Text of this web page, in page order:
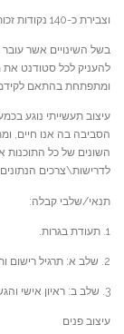
וצבירת כ-140 נקודות זכות לפחות, המחולקים לאורך כל שנות הלימוד.
בשל השינויים אשר עובר
להעניק לכל סטודנט את
ומתפתחת בהתאם
עיצוב תעשייתי נוגע
הסביבה בה אנו חיים,
השונים של כל התוכנות
לדרישות\צרכים הנתונים
תנאי/שלבי קבלה:
1. תעודת בגרות.
2. שלב א: תרגיל רישום ותרגיל רעיוני.
3. שלב ב: ראיון אישי והגשת תיק עבודות.
עיצוב פנים